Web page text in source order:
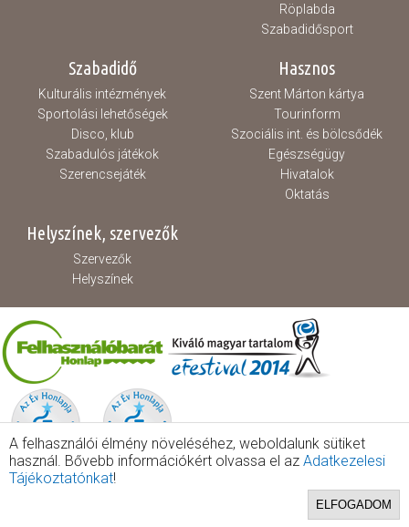
Röplabda
Szabadidősport
Szabadidő
Kulturális intézmények
Sportolási lehetőségek
Disco, klub
Szabadulós játékok
Szerencsejáték
Hasznos
Szent Márton kártya
Tourinform
Szociális int. és bölcsődék
Egészségügy
Hivatalok
Oktatás
Helyszínek, szervezők
Szervezők
Helyszínek
A felhasználói élmény növeléséhez, weboldalunk sütiket
használ. Bővebb információkért olvassa el az Adatkezelesi
Tájékoztatónkat!
ELFOGADOM